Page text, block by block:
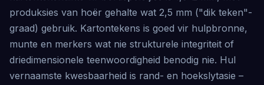
produksies van hoër gehalte wat 2,5 mm ("dik teken"-
graad) gebruik. Kartontekens is goed vir hulpbronne,
munte en merkers wat nie strukturele integriteit of
driedimensionele teenwoordigheid benodig nie. Hul
vernaamste kwesbaarheid is rand- en hoekslytasie –